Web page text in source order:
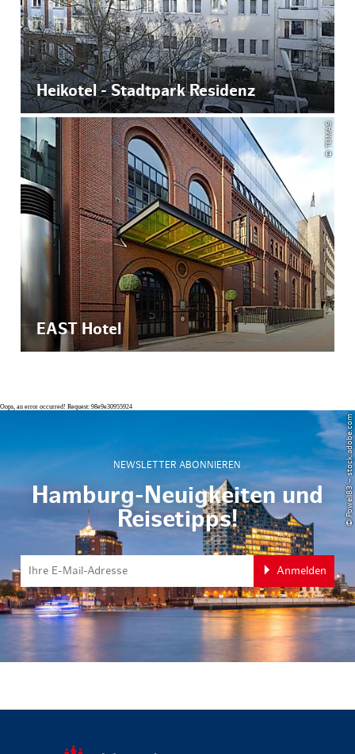
Heikotel - Stadtpark Residenz
© TOMAS
EAST Hotel
Oops, an error occurred! Request: 98e9e30955924
NEWSLETTER ABONNIEREN
Hamburg-Neuigkeiten und
Reisetipps!
Anmelden
© Powell83 – stock.adobe.com